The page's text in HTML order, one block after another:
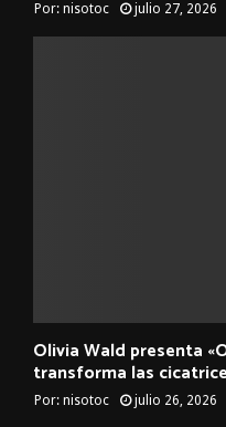
Por: nisotoc julio 27, 2026
Olivia Wald presenta
transforma las
Por: nisotoc julio 26, 2026